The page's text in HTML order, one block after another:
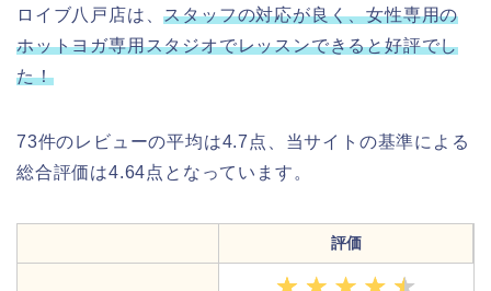
ロイブ八戸店は、スタッフの対応が良く、女性専用の
ホットヨガ専用スタジオでレッスンできると好評でし
た！
73件のレビューの平均は4.7点、当サイトの基準による
総合評価は4.64点となっています。
評価